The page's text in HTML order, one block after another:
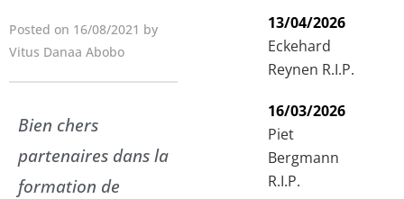
Posted on 16/08/2021 by
Vitus Danaa Abobo
Bien chers
partenaires dans la
formation de
13/04/2026
Eckehard
Reynen R.I.P.
16/03/2026
Piet
Bergmann
R.I.P.